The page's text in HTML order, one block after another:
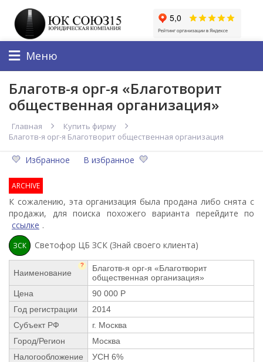
Меню
Благотв-я орг-я «Благотворит
общественная организация»
Главная
Купить фирму
Благотв-я орг-я Благотворит общественная организация
Избранное В избранное
ARCHIVE
К сожалению, эта организация была продана либо снята с
продажи, для поиска похожего варианта перейдите по
ссылке .
ЗСК Светофор ЦБ ЗСК (Знай своего клиента)
Наименование
?
Благотв-я орг-я «Благотворит
общественная организация»
Цена
90 000 Р
Год регистрации
2014
Субъект РФ
г. Москва
Город/Регион
Москва
Налогообложение
УСН 6%